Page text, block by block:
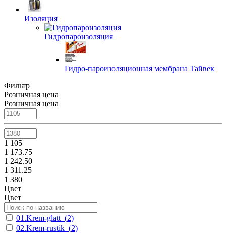
Изоляция
Гидропароизоляция
Гидро-пароизоляционная мембрана Тайвек
Фильтр
Розничная цена
Розничная цена
1 105
1 173.75
1 242.50
1 311.25
1 380
Цвет
Цвет
01.Krem-glatt (2)
02.Krem-rustik (2)